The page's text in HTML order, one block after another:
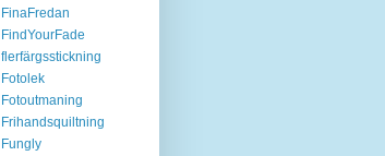
FinaFredan
FindYourFade
flerfärgsstickning
Fotolek
Fotoutmaning
Frihandsquiltning
Fungly